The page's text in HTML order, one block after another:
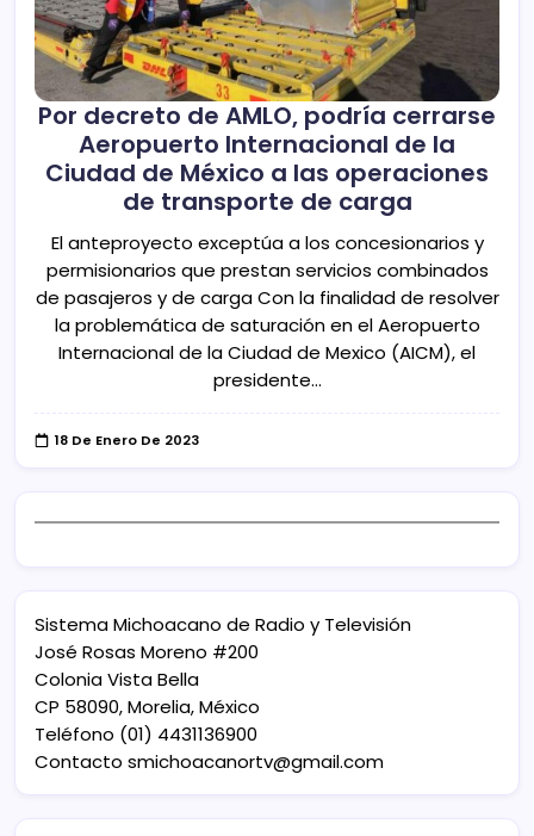
Por decreto de AMLO, podría cerrarse
Aeropuerto Internacional de la
Ciudad de México a las operaciones
de transporte de carga
El anteproyecto exceptúa a los concesionarios y
permisionarios que prestan servicios combinados
de pasajeros y de carga Con la finalidad de resolver
la problemática de saturación en el Aeropuerto
Internacional de la Ciudad de Mexico (AICM), el
presidente…
18 De Enero De 2023
Sistema Michoacano de Radio y Televisión
José Rosas Moreno #200
Colonia Vista Bella
CP 58090, Morelia, México
Teléfono (01) 4431136900
Contacto smichoacanortv@gmail.com